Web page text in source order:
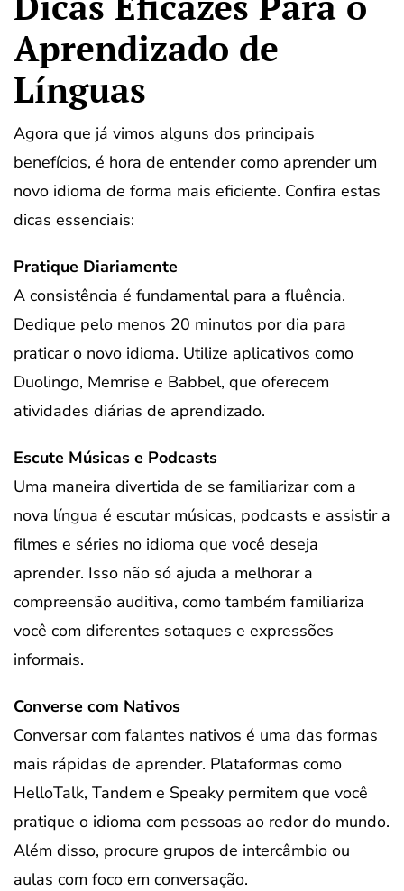
Aprendizado de
Línguas
Agora que já vimos alguns dos principais
benefícios, é hora de entender como aprender um
novo idioma de forma mais eficiente. Confira estas
dicas essenciais:
Pratique Diariamente
A consistência é fundamental para a fluência.
Dedique pelo menos 20 minutos por dia para
praticar o novo idioma. Utilize aplicativos como
Duolingo, Memrise e Babbel, que oferecem
atividades diárias de aprendizado.
Escute Músicas e Podcasts
Uma maneira divertida de se familiarizar com a
nova língua é escutar músicas, podcasts e assistir a
filmes e séries no idioma que você deseja
aprender. Isso não só ajuda a melhorar a
compreensão auditiva, como também familiariza
você com diferentes sotaques e expressões
informais.
Converse com Nativos
Conversar com falantes nativos é uma das formas
mais rápidas de aprender. Plataformas como
HelloTalk, Tandem e Speaky permitem que você
pratique o idioma com pessoas ao redor do mundo.
Além disso, procure grupos de intercâmbio ou
aulas com foco em conversação.